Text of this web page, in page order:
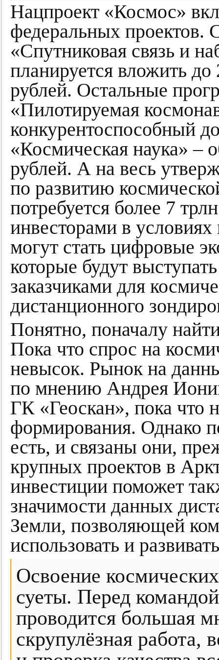
Нацпроект «Космос»
федеральных проектов.
«Спутниковая связь и
планируется вложить до
рублей. Остальные
«Пилотируемая
конкурентоспособный
«Космическая наука» –
рублей. А на весь
по развитию
потребуется более 7
инвесторами в
могут стать цифровые
которые будут
заказчиками для
дистанционного
Понятно, поначалу
Пока что спрос на
невысок. Рынок на
по мнению Андрея
ГК «Геоскан», пока что
формирования. Однако
есть, и связаны они,
крупных проектов в
инвестиции поможет
значимости данных
Земли, позволяющей
использовать и
Освоение
суеты. Перед
проводится большая
скрупулёзная работа,